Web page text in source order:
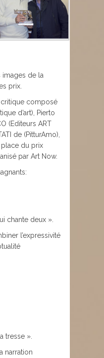
images de la
prix.
composé
d’art), Pierto
(Editeurs ART
de (PitturAmo),
du prix
par Art Now.
chante deux ».
l’expressivité
tresse ».
narration